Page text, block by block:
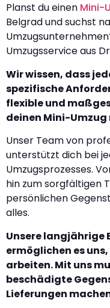
Planst du einen Mini-
Belgrad und suchst
Umzugsservice aus
Wir wissen, dass
spezifische
flexible und
deinen Mini-
Unser Team von
unterstützt dich bei
Umzugsprozesses.
hin zum sorgfältigen
persönlichen
alles.
Unsere langjährige
ermöglichen es
arbeiten. Mit uns
beschädigte
Lieferungen